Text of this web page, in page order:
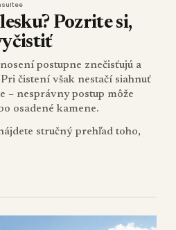
Pozrite si,
postupne znečisťujú a
čistení však nestačí siahnuť
– nesprávny postup môže
osadené kamene.
stručný prehľad toho,